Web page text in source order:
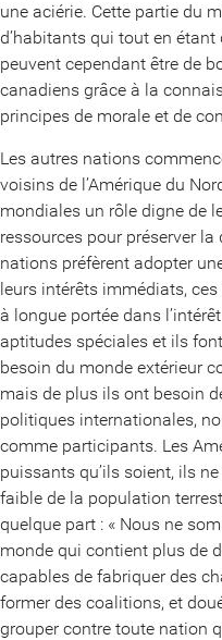
une aciérie. Cette partie du
d’habitants qui tout en
peuvent cependant être de
canadiens grâce à la
principes de morale et de
Les autres nations
voisins de l’Amérique du
mondiales un rôle digne de
ressources pour préserver
nations préfèrent adopter
leurs intérêts immédiats,
à longue portée dans
aptitudes spéciales et ils
besoin du monde extérieur
mais de plus ils ont besoin
politiques internationales,
comme participants. Les
puissants qu’ils soient, ils
faible de la population
quelque part : « Nous ne
monde qui contient plus de
capables de fabriquer des
former des coalitions, et
grouper contre toute nation